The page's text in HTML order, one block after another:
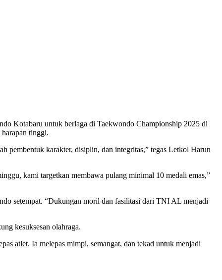
Kotabaru untuk berlaga di Taekwondo Championship 2025 di
tinggi.
pembentuk karakter, disiplin, dan integritas,” tegas Letkol Harun
kami targetkan membawa pulang minimal 10 medali emas,”
setempat. “Dukungan moril dan fasilitasi dari TNI AL menjadi
kesuksesan olahraga.
atlet. Ia melepas mimpi, semangat, dan tekad untuk menjadi